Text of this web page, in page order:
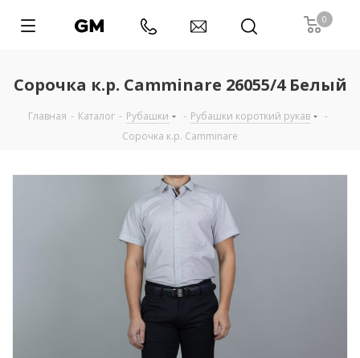
0
Сорочка к.р. Camminare 26055/4 Белый
Главная - Каталог - Рубашки - Рубашки короткий рукав
-
Сорочка к.р. Camminare